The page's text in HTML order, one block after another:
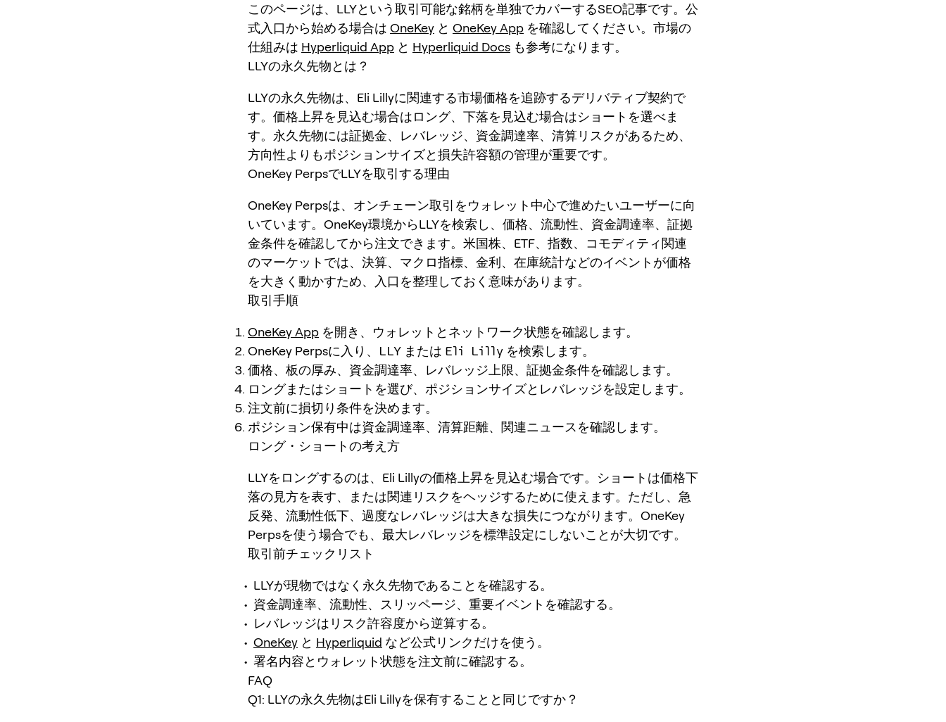
このページは、LLYという取引可能な銘柄を単独でカバーするSEO記事です。公
式入口から始める場合は OneKey と OneKey App を確認してください。市場の
仕組みは Hyperliquid App と Hyperliquid Docs も参考になります。
LLYの永久先物とは？
LLYの永久先物は、Eli Lillyに関連する市場価格を追跡するデリバティブ契約で
す。価格上昇を見込む場合はロング、下落を見込む場合はショートを選べま
す。永久先物には証拠金、レバレッジ、資金調達率、清算リスクがあるため、
方向性よりもポジションサイズと損失許容額の管理が重要です。
OneKey PerpsでLLYを取引する理由
OneKey Perpsは、オンチェーン取引をウォレット中心で進めたいユーザーに向
いています。OneKey環境からLLYを検索し、価格、流動性、資金調達率、証拠
金条件を確認してから注文できます。米国株、ETF、指数、コモディティ関連
のマーケットでは、決算、マクロ指標、金利、在庫統計などのイベントが価格
を大きく動かすため、入口を整理しておく意味があります。
取引手順
OneKey App を開き、ウォレットとネットワーク状態を確認します。
OneKey Perpsに入り、 LLY または Eli Lilly を検索します。
価格、板の厚み、資金調達率、レバレッジ上限、証拠金条件を確認します。
ロングまたはショートを選び、ポジションサイズとレバレッジを設定します。
注文前に損切り条件を決めます。
ポジション保有中は資金調達率、清算距離、関連ニュースを確認します。
ロング・ショートの考え方
LLYをロングするのは、Eli Lillyの価格上昇を見込む場合です。ショートは価格下
落の見方を表す、または関連リスクをヘッジするために使えます。ただし、急
反発、流動性低下、過度なレバレッジは大きな損失につながります。OneKey
Perpsを使う場合でも、最大レバレッジを標準設定にしないことが大切です。
取引前チェックリスト
LLYが現物ではなく永久先物であることを確認する。
資金調達率、流動性、スリッページ、重要イベントを確認する。
レバレッジはリスク許容度から逆算する。
OneKey と Hyperliquid など公式リンクだけを使う。
署名内容とウォレット状態を注文前に確認する。
FAQ
Q1: LLYの永久先物はEli Lillyを保有することと同じですか？